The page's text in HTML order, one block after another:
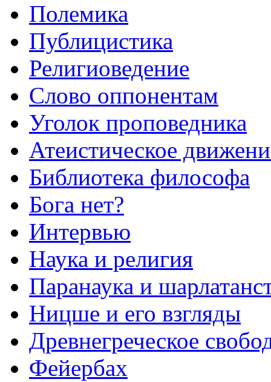
Полемика
Публицистика
Религиоведение
Слово оппонентам
Уголок проповедника
Атеистическое
Библиотека философа
Бога нет?
Интервью
Наука и религия
Паранаука и
Ницше и его взгляды
Древнегреческое
Фейербах